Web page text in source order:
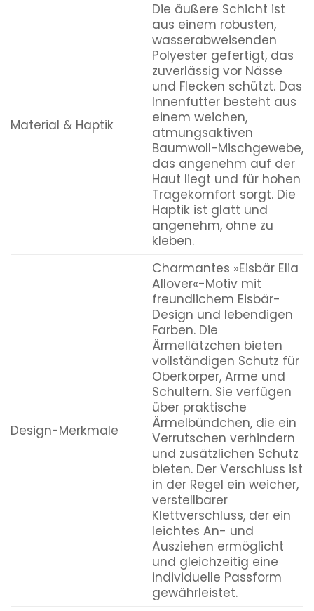
Material & Haptik
Die äußere Schicht ist
aus einem robusten,
wasserabweisenden
Polyester gefertigt, das
zuverlässig vor Nässe
und Flecken schützt. Das
Innenfutter besteht aus
einem weichen,
atmungsaktiven
Baumwoll-Mischgewebe,
das angenehm auf der
Haut liegt und für hohen
Tragekomfort sorgt. Die
Haptik ist glatt und
angenehm, ohne zu
kleben.
Design-Merkmale
Charmantes »Eisbär Elia
Allover«-Motiv mit
freundlichem Eisbär-
Design und lebendigen
Farben. Die
Ärmellätzchen bieten
vollständigen Schutz für
Oberkörper, Arme und
Schultern. Sie verfügen
über praktische
Ärmelbündchen, die ein
Verrutschen verhindern
und zusätzlichen Schutz
bieten. Der Verschluss ist
in der Regel ein weicher,
verstellbarer
Klettverschluss, der ein
leichtes An- und
Ausziehen ermöglicht
und gleichzeitig eine
individuelle Passform
gewährleistet.